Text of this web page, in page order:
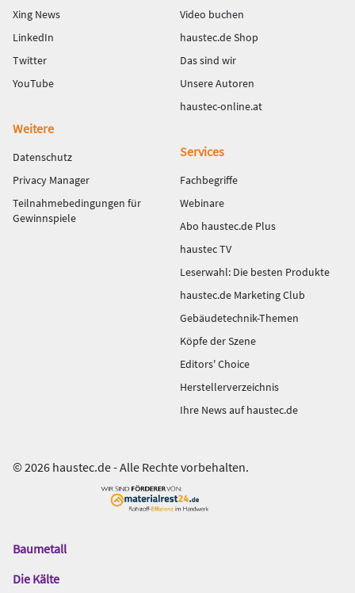
Xing News
LinkedIn
Twitter
YouTube
Video buchen
haustec.de Shop
Das sind wir
Unsere Autoren
haustec-online.at
Weitere
Datenschutz
Privacy Manager
Teilnahmebedingungen für
Gewinnspiele
Services
Fachbegriffe
Webinare
Abo haustec.de Plus
haustec TV
Leserwahl: Die besten Produkte
haustec.de Marketing Club
Gebäudetechnik-Themen
Köpfe der Szene
Editors' Choice
Herstellerverzeichnis
Ihre News auf haustec.de
© 2026 haustec.de - Alle Rechte vorbehalten.
Das
Gentner
Baumetall
Die Kälte